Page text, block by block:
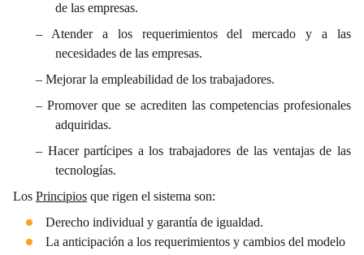
de las empresas.
– Atender a los requerimientos del mercado y a las
necesidades de las empresas.
– Mejorar la empleabilidad de los trabajadores.
– Promover que se acrediten las competencias profesionales
adquiridas.
– Hacer partícipes a los trabajadores de las ventajas de las
tecnologías.
Los Principios que rigen el sistema son:
Derecho individual y garantía de igualdad.
La anticipación a los requerimientos y cambios del modelo